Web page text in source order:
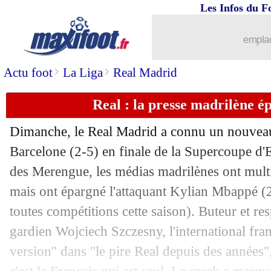
Actu foot> La Liga> Real Madrid
Les Infos du
Real : la presse madrilène
Dimanche, le Real Madrid a connu un
Barcelone (2-5) en finale de la Supercoupe
des Merengue, les médias madrilènes ont
mais ont épargné l'attaquant Kylian Mbappé
toutes compétitions cette saison). Buteur et
gardien Wojciech Szczesny, l'international
version" dans "le pire Real depuis des
: le message clair de De Zerbi
13/01 Lille: Genesio assume son coup de
: Hernandez, les mots de Luis
13/01 Divers: Beka Beka proche d'un retour
13/01 ASSE: l'ambitieux projet d'Horneland
13/01 Aston Villa : accord avec Dortmund
13/01 Fiorentina: Ikoné a des touches en
13/01 Real: Ancelotti n'est pas en danger,